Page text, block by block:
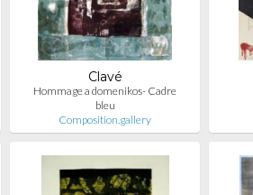
Clavé
Hommage a domenikos- Cadre
bleu
Composition.gallery